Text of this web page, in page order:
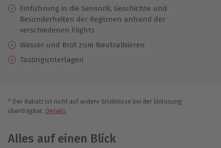
Einführung in die Sensorik, Geschichte und
Besonderheiten der Regionen anhand der
verschiedenen Flights
Wasser und Brot zum Neutralisieren
Tastingunterlagen
* Der Rabatt ist nicht auf andere Erlebnisse bei der Einlösung
übertragbar. Details
Alles auf einen Blick